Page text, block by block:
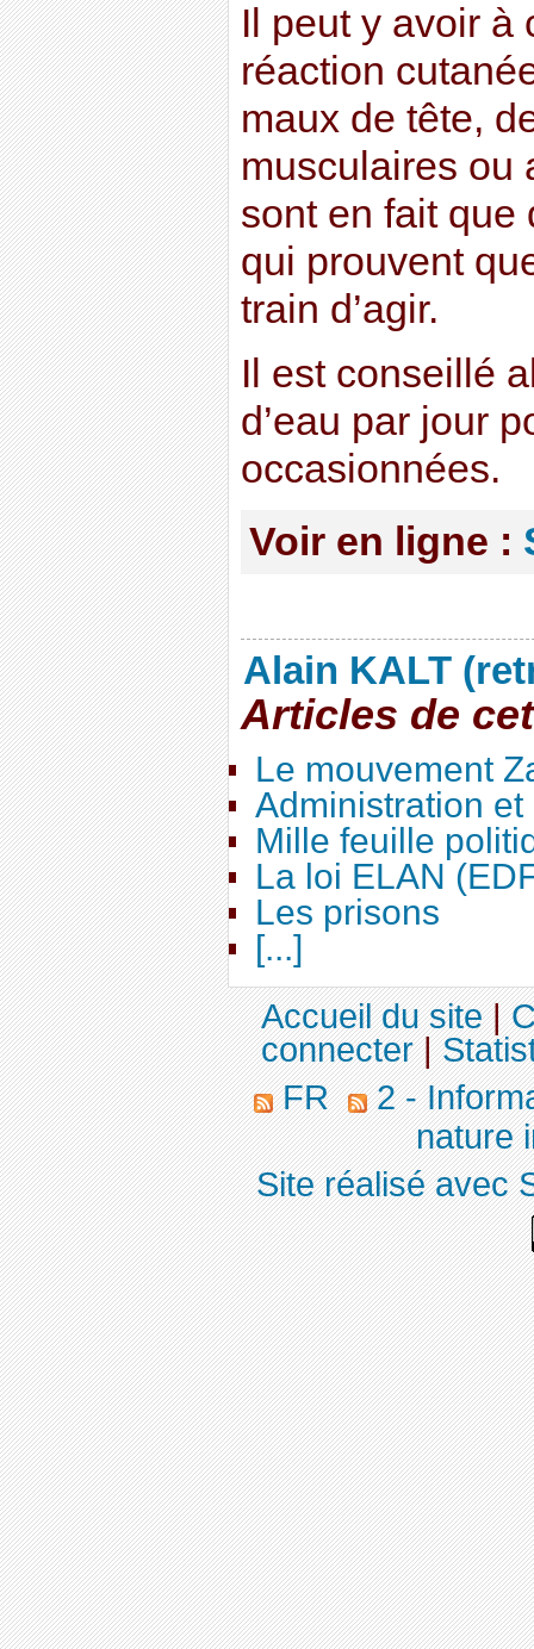
Il peut y avoir à
réaction
maux de tête,
musculaires ou
sont en fait que
qui prouvent
train d’agir.
Il est conseillé
d’eau par jour
occasionnées.
Voir en ligne :
Alain KALT
Articles de
Le mouvement
Administration
Mille feuille
La loi ELAN
Les prisons
[...]
Accueil du site|
connecter|
FR
2 -
nature
Site réalisé avec